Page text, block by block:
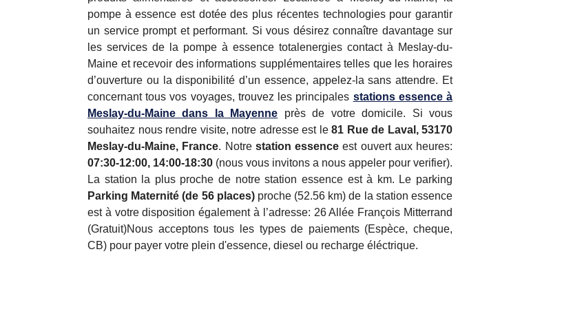
pompe à essence est dotée des plus récentes technologies pour garantir
un service prompt et performant. Si vous désirez connaître davantage sur
les services de la pompe à essence totalenergies contact à Meslay-du-
Maine et recevoir des informations supplémentaires telles que les horaires
d’ouverture ou la disponibilité d’un essence, appelez-la sans attendre. Et
concernant tous vos voyages, trouvez les principales stations essence à
Meslay-du-Maine dans la Mayenne près de votre domicile. Si vous
souhaitez nous rendre visite, notre adresse est le 81 Rue de Laval, 53170
Meslay-du-Maine, France. Notre station essence est ouvert aux heures:
07:30-12:00, 14:00-18:30 (nous vous invitons a nous appeler pour verifier).
La station la plus proche de notre station essence est à km. Le parking
Parking Maternité (de 56 places)proche (52.56 km) de la station essence
est à votre disposition également à l’adresse: 26 Allée François Mitterrand
(Gratuit)Nous acceptons tous les types de paiements (Espèce, cheque,
CB) pour payer votre plein d'essence, diesel ou recharge éléctrique.